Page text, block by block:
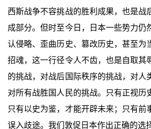
西斯战争不容挑战的胜利成果，也是战
成部分。但时至今日，日本一些势力仍
认侵略、歪曲历史、篡改历史，甚至为
招魂，这一行径令人不齿，也是自取其
的挑战，对战后国际秩序的挑战，对人
对所有战胜国人民的挑战。只有正视历
只有以史为鉴，才能开辟未来；只有前
误入歧途。我们敦促日本作出正确的选